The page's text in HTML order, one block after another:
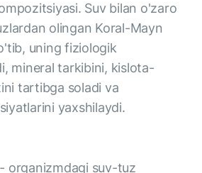
Suv bilan o'zaro
olingan Koral-Mayn
uning fiziologik
mineral tarkibini, kislota-
tartibga soladi va
yaxshilaydi.
organizmdagi suv-tuz